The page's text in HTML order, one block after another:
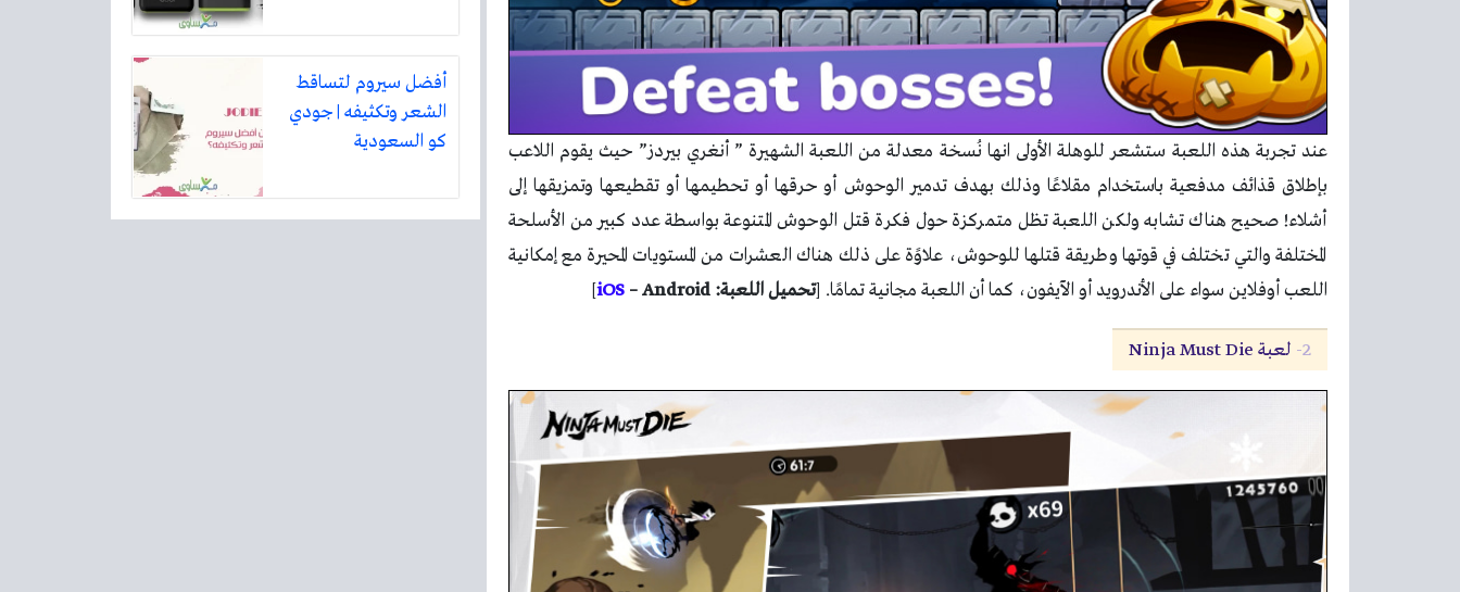
عند تجربة هذه اللعبة ستشعر للوهلة الأولى انها نُسخة معدلة من اللعبة الشهيرة ” أنغري بيردز” حيث يقوم اللاعب
بإطلاق قذائف مدفعية باستخدام مقلاعًا وذلك بهدف تدمير الوحوش أو حرقها أو تحطيمها أو تقطيعها وتمزيقها إلى
أشلاء! صحيح هناك تشابه ولكن اللعبة تظل متمركزة حول فكرة قتل الوحوش المتنوعة بواسطة عدد كبير من الأسلحة
المختلفة والتي تختلف في قوتها وطريقة قتلها للوحوش، علاوًة على ذلك هناك العشرات من المستويات المحيرة مع إمكانية
اللعب أوفلاين سواء على الأندرويد أو الآيفون، كما أن اللعبة مجانية تمامًا. [تحميل اللعبة: iOS – Android
]
2- لعبة Ninja Must Die
أفضل سيروم لتساقط
الشعر وتكثيفه | جودي
كو السعودية